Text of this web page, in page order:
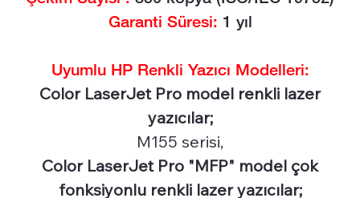
Garanti Süresi: 1 yıl
Uyumlu HP Renkli Yazıcı Modelleri:
Color LaserJet Pro model renkli lazer
yazıcılar;
M155 serisi,
Color LaserJet Pro "MFP" model çok
fonksiyonlu renkli lazer yazıcılar;